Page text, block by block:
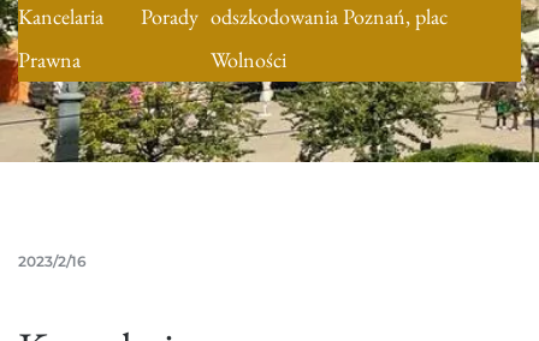
Kancelaria
Prawna
Porady odszkodowania Poznań, plac
Wolności
2023/2/16